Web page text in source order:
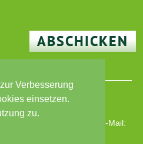
Verbesserung
einsetzen.
zu.
ABSCHICKEN
Immobilien GmbH
| T: +43 316 82 02 87 | E-Mail: